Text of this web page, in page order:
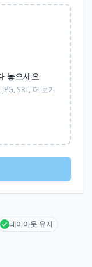
놓으세요
SRT, 더 보기
레이아웃 유지